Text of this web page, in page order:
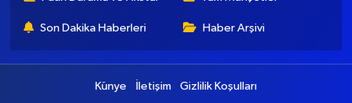
Ankara Namaz Vakitleri
Ankara Trafik Yoğunluk